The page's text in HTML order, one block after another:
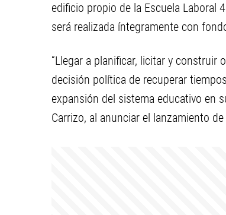
edificio propio de la Escuela Laboral
será realizada íntegramente con
“Llegar a planificar, licitar y construir
decisión política de recuperar
expansión del sistema educativo en
Carrizo, al anunciar el lanzamiento